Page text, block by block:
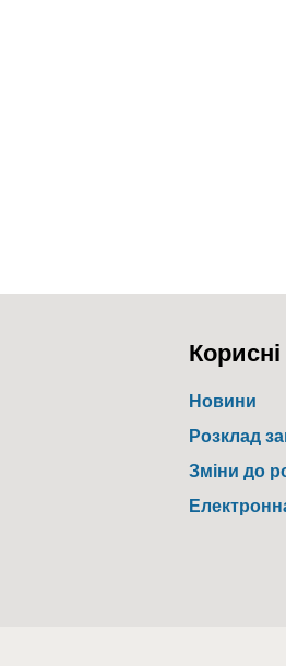
Новини
Розклад
Зміни до